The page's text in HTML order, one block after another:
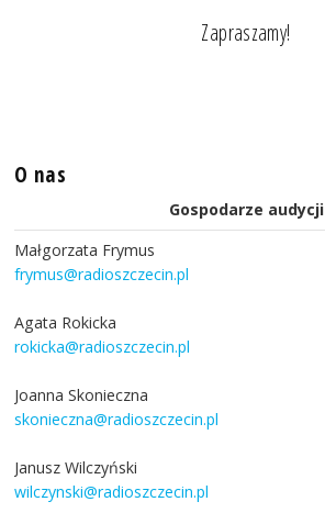
Zapraszamy!
O nas
Gospodarze audycji
Małgorzata Frymus
frymus@radioszczecin.pl
Agata Rokicka
rokicka@radioszczecin.pl
Joanna Skonieczna
skonieczna@radioszczecin.pl
Janusz Wilczyński
wilczynski@radioszczecin.pl